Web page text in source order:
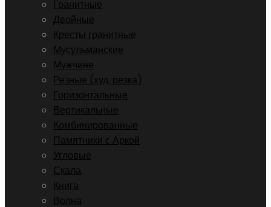
Гранитные
Двойные
Кресты гранитные
Мусульманские
Мужчине
Резные (худ. резка)
Горизонтальные
Вертикальные
Комбинированные
Памятники с Аркой
Угловые
Скала
Книга
Волна